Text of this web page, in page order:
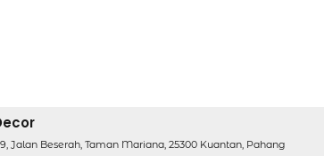
Jalan Beserah, Taman Mariana, 25300 Kuantan, Pahang